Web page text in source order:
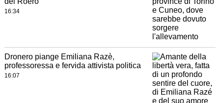
16:34
Dronero piange Emiliana Razè,
professoressa e fervida attivista politica
16:07